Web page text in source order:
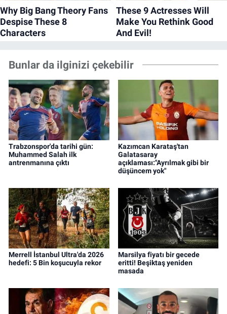
Bunlar da ilginizi çekebilir
Trabzonspor'da tarihi gün:
Muhammed Salah ilk
antrenmanına çıktı
Kazımcan Karataş'tan
Galatasaray
açıklaması:"Ayrılmak gibi bir
düşüncem yok"
Merrell İstanbul Ultra'da 2026
hedefi: 5 Bin koşucuyla rekor
Marsilya fiyatı bir gecede
eritti! Beşiktaş yeniden
masada